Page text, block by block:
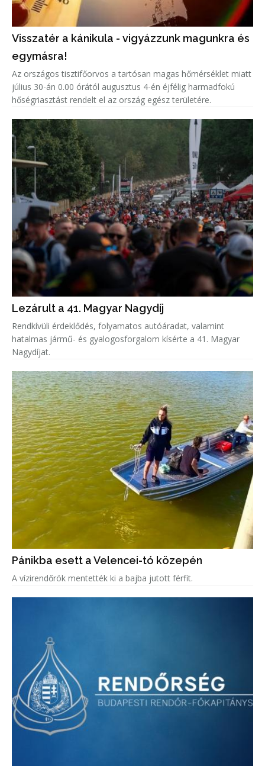
Visszatér a kánikula - vigyázzunk magunkra és
egymásra!
Az országos tisztifőorvos a tartósan magas hőmérséklet miatt
július 30-án 0.00 órától augusztus 4-én éjfélig harmadfokú
hőségriasztást rendelt el az ország egész területére.
Lezárult a 41. Magyar Nagydíj
Rendkívüli érdeklődés, folyamatos autóáradat, valamint
hatalmas jármű- és gyalogosforgalom kísérte a 41. Magyar
Nagydíjat.
Pánikba esett a Velencei-tó közepén
A vízirendőrök mentették ki a bajba jutott férfit.